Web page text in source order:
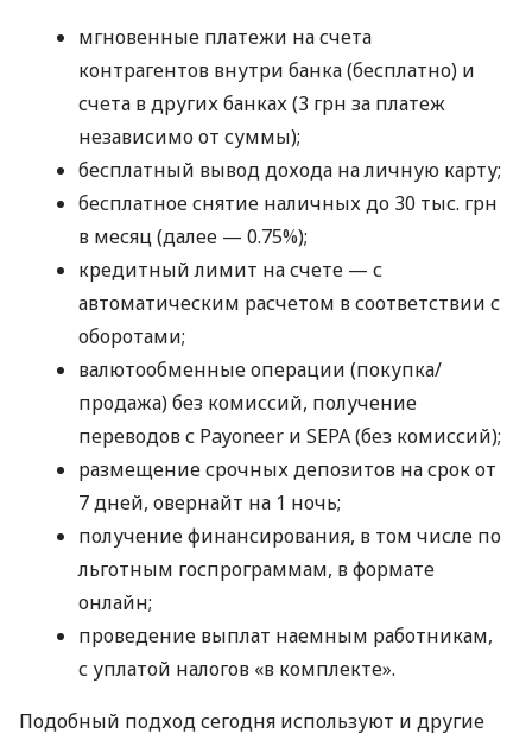
мгновенные платежи на счета
контрагентов внутри банка (бесплатно) и
счета в других банках (3 грн за платеж
независимо от суммы);
бесплатный вывод дохода на личную карту;
бесплатное снятие наличных до 30 тыс. грн
в месяц (далее — 0.75%);
кредитный лимит на счете — с
автоматическим расчетом в соответствии с
оборотами;
валютообменные операции (покупка/
продажа) без комиссий, получение
переводов с Payoneer и SEPA (без комиссий);
размещение срочных депозитов на срок от
7 дней, овернайт на 1 ночь;
получение финансирования, в том числе по
льготным госпрограммам, в формате
онлайн;
проведение выплат наемным работникам,
с уплатой налогов «в комплекте».
Подобный подход сегодня используют и другие